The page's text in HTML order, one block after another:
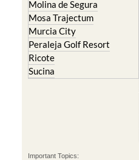
Molina de Segura
Mosa Trajectum
Murcia City
Peraleja Golf Resort
Ricote
Sucina
Important Topics: